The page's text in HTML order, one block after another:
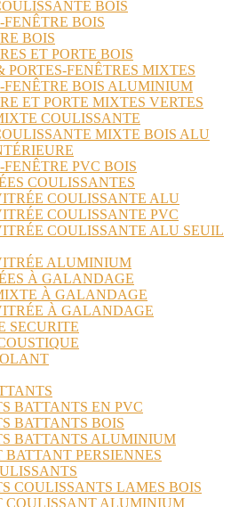
BOIS
FENÊTRE BOIS
BOIS
ET PORTE BOIS
PORTES-FENÊTRES MIXTES
FENÊTRE BOIS ALUMINIUM
ET PORTE MIXTES VERTES
COULISSANTE
MIXTE BOIS ALU
FENÊTRE PVC BOIS
COULISSANTES
COULISSANTE ALU
COULISSANTE PVC
COULISSANTE ALU SEUIL
ALUMINIUM
À GALANDAGE
À GALANDAGE
À GALANDAGE
SECURITE
BATTANTS EN PVC
BATTANTS BOIS
BATTANTS ALUMINIUM
BATTANT PERSIENNES
COULISSANTS LAMES BOIS
COULISSANT ALUMINIUM